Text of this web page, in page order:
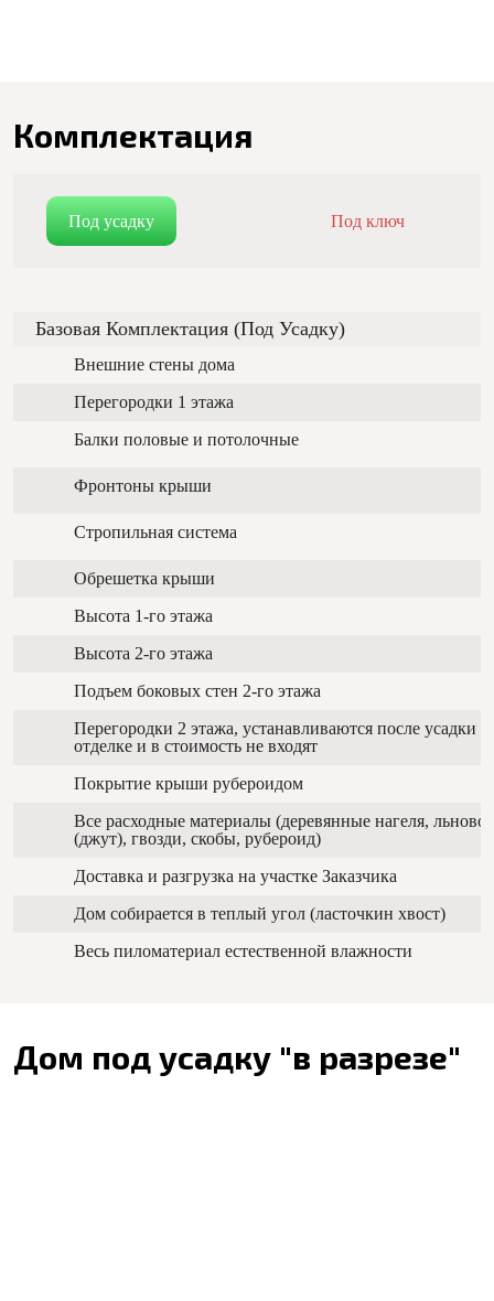
Комплектация
Под усадку Под ключ
Базовая Комплектация (под Усадку)
Внешние стены дома
Перегородки 1 этажа
Балки половые и потолочные
Фронтоны крыши
Стропильная система
Обрешетка крыши
Высота 1-го этажа
Высота 2-го этажа
Подъем боковых стен 2-го этажа
Перегородки 2 этажа, устанавливаются после усадки
отделке и в стоимость не входят
Покрытие крыши рубероидом
Все расходные материалы (деревянные нагеля,
(джут), гвозди, скобы, рубероид)
Доставка и разгрузка на участке Заказчика
Дом собирается в теплый угол (ласточкин хвост)
Весь пиломатериал естественной влажности
Дом под усадку "в разрезе"